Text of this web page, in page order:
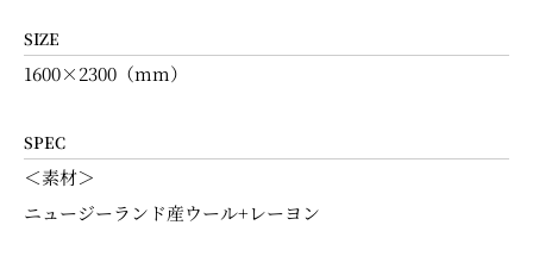
SIZE
1600×2300（mm）
SPEC
＜素材＞
ニュージーランド産ウール+レーヨン